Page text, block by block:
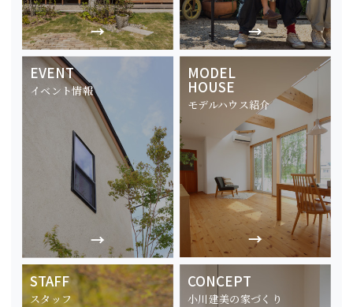
EVENT
イベント情報
MODEL
HOUSE
モデルハウス紹介
STAFF
スタッフ
CONCEPT
小川建美の家づくり